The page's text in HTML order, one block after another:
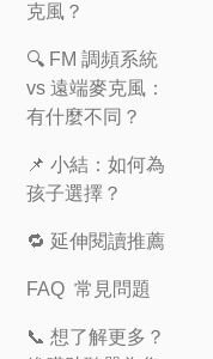
克風？
🔍 FM 調頻系統
vs 遠端麥克風：
有什麼不同？
📌 小結：如何為
孩子選擇？
🔁 延伸閱讀推薦
FAQ 常見問題
📞 想了解更多？